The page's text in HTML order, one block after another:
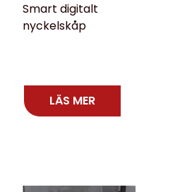
Smart digitalt
nyckelskåp
LÄS MER